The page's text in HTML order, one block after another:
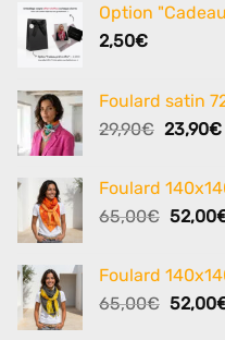
Option
2,50€
Foulard satin
29,90€ Le
était :
29,90€.
23,90€
Foulard
65,00€ Le
était :
52,00
Foulard
65,00€ Le
52,00